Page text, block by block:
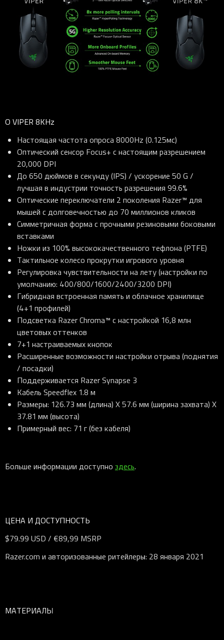
О VIPER 8KHz
Настоящая частота опроса 8000Hz (0.125мс)
Оптический сенсор Focus+ с настоящим разрешением
20,000 DPI
До 650 дюймов в секунду (IPS) / ускорение 50 G /
лучшая в индустрии точность разрешения 99.6%
Оптические переключатели 2 поколения Razer™ для
мышей с долговечностью до 70 миллионов кликов
Симметричная форма с прочными резиновыми боковыми
вставками
Ножки из 100% высококачественного тефлона (PTFE)
Тактильное колесо прокрутки игрового уровня
Регулировка чувствительности на лету (настройки по
умолчанию: 400/800/1600/2400/3200 DPI)
Гибридная встроенная память и облачное хранилище
(4+1 профилей)
Подсветка Razer Chroma™ с настройкой 16,8 млн
цветовых оттенков
7+1 настраиваемых кнопок
Расширенные возможности настройки отрыва (поднятия
/ посадки)
Поддерживается Razer Synapse 3
Кабель Speedflex 1.8 м
Размеры: 126.73 мм (длина) X 57.6 мм (ширина захвата) X
37.81 мм (высота)
Примерный вес: 71 г (без кабеля)
Больше информации доступно здесь.
ЦЕНА И ДОСТУПНОСТЬ
$79.99 USD / €89,99 MSRP
Razer.com и авторизованные ритейлеры: 28 января 2021
МАТЕРИАЛЫ